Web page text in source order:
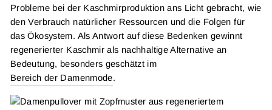
Probleme bei der Kaschmirproduktion ans Licht gebracht, wie
den Verbrauch natürlicher Ressourcen und die Folgen für
das Ökosystem. Als Antwort auf diese Bedenken gewinnt
regenerierter Kaschmir als nachhaltige Alternative an
Bedeutung, besonders geschätzt im
Bereich der Damenmode.